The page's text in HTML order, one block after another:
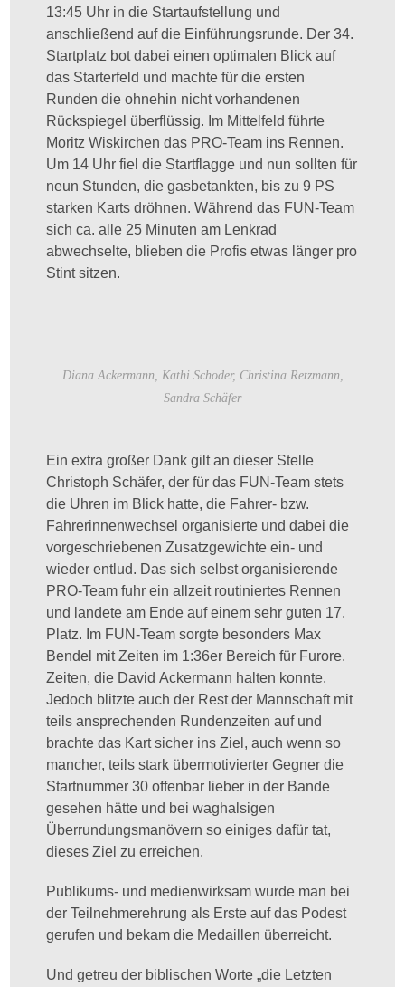
13:45 Uhr in die Startaufstellung und
anschließend auf die Einführungsrunde. Der 34.
Startplatz bot dabei einen optimalen Blick auf
das Starterfeld und machte für die ersten
Runden die ohnehin nicht vorhandenen
Rückspiegel überflüssig. Im Mittelfeld führte
Moritz Wiskirchen das PRO-Team ins Rennen.
Um 14 Uhr fiel die Startflagge und nun sollten für
neun Stunden, die gasbetankten, bis zu 9 PS
starken Karts dröhnen. Während das FUN-Team
sich ca. alle 25 Minuten am Lenkrad
abwechselte, blieben die Profis etwas länger pro
Stint sitzen.
Diana Ackermann, Kathi Schoder, Christina Retzmann,
Sandra Schäfer
Ein extra großer Dank gilt an dieser Stelle
Christoph Schäfer, der für das FUN-Team stets
die Uhren im Blick hatte, die Fahrer- bzw.
Fahrerinnenwechsel organisierte und dabei die
vorgeschriebenen Zusatzgewichte ein- und
wieder entlud. Das sich selbst organisierende
PRO-Team fuhr ein allzeit routiniertes Rennen
und landete am Ende auf einem sehr guten 17.
Platz. Im FUN-Team sorgte besonders Max
Bendel mit Zeiten im 1:36er Bereich für Furore.
Zeiten, die David Ackermann halten konnte.
Jedoch blitzte auch der Rest der Mannschaft mit
teils ansprechenden Rundenzeiten auf und
brachte das Kart sicher ins Ziel, auch wenn so
mancher, teils stark übermotivierter Gegner die
Startnummer 30 offenbar lieber in der Bande
gesehen hätte und bei waghalsigen
Überrundungsmanövern so einiges dafür tat,
dieses Ziel zu erreichen.
Publikums- und medienwirksam wurde man bei
der Teilnehmerehrung als Erste auf das Podest
gerufen und bekam die Medaillen überreicht.
Und getreu der biblischen Worte „die Letzten